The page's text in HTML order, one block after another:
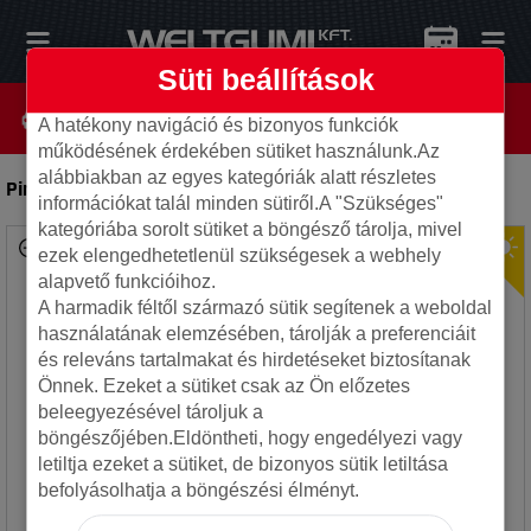
Pirelli 265/35R18 97Y P ZERO XL FR MO-Autó gumi
Süti beállítások
A hatékony navigáció és bizonyos funkciók
működésének érdekében sütiket használunk.Az
alábbiakban az egyes kategóriák alatt részletes
információkat talál minden sütiről.A "Szükséges"
kategóriába sorolt sütiket a böngésző tárolja, mivel
ezek elengedhetetlenül szükségesek a webhely
alapvető funkcióihoz.
A harmadik féltől származó sütik segítenek a weboldal
használatának elemzésében, tárolják a preferenciáit
és releváns tartalmakat és hirdetéseket biztosítanak
Önnek. Ezeket a sütiket csak az Ön előzetes
beleegyezésével tároljuk a
böngészőjében.Eldöntheti, hogy engedélyezi vagy
letiltja ezeket a sütiket, de bizonyos sütik letiltása
befolyásolhatja a böngészési élményt.